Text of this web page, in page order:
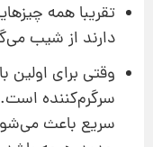
تقریبا همه
دارند از شیب
وقتی برای اولین
سرگرم‌کننده است.
سریع باعث